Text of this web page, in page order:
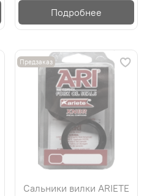
Подробнее
Предзаказ
Сальники вилки ARIETE